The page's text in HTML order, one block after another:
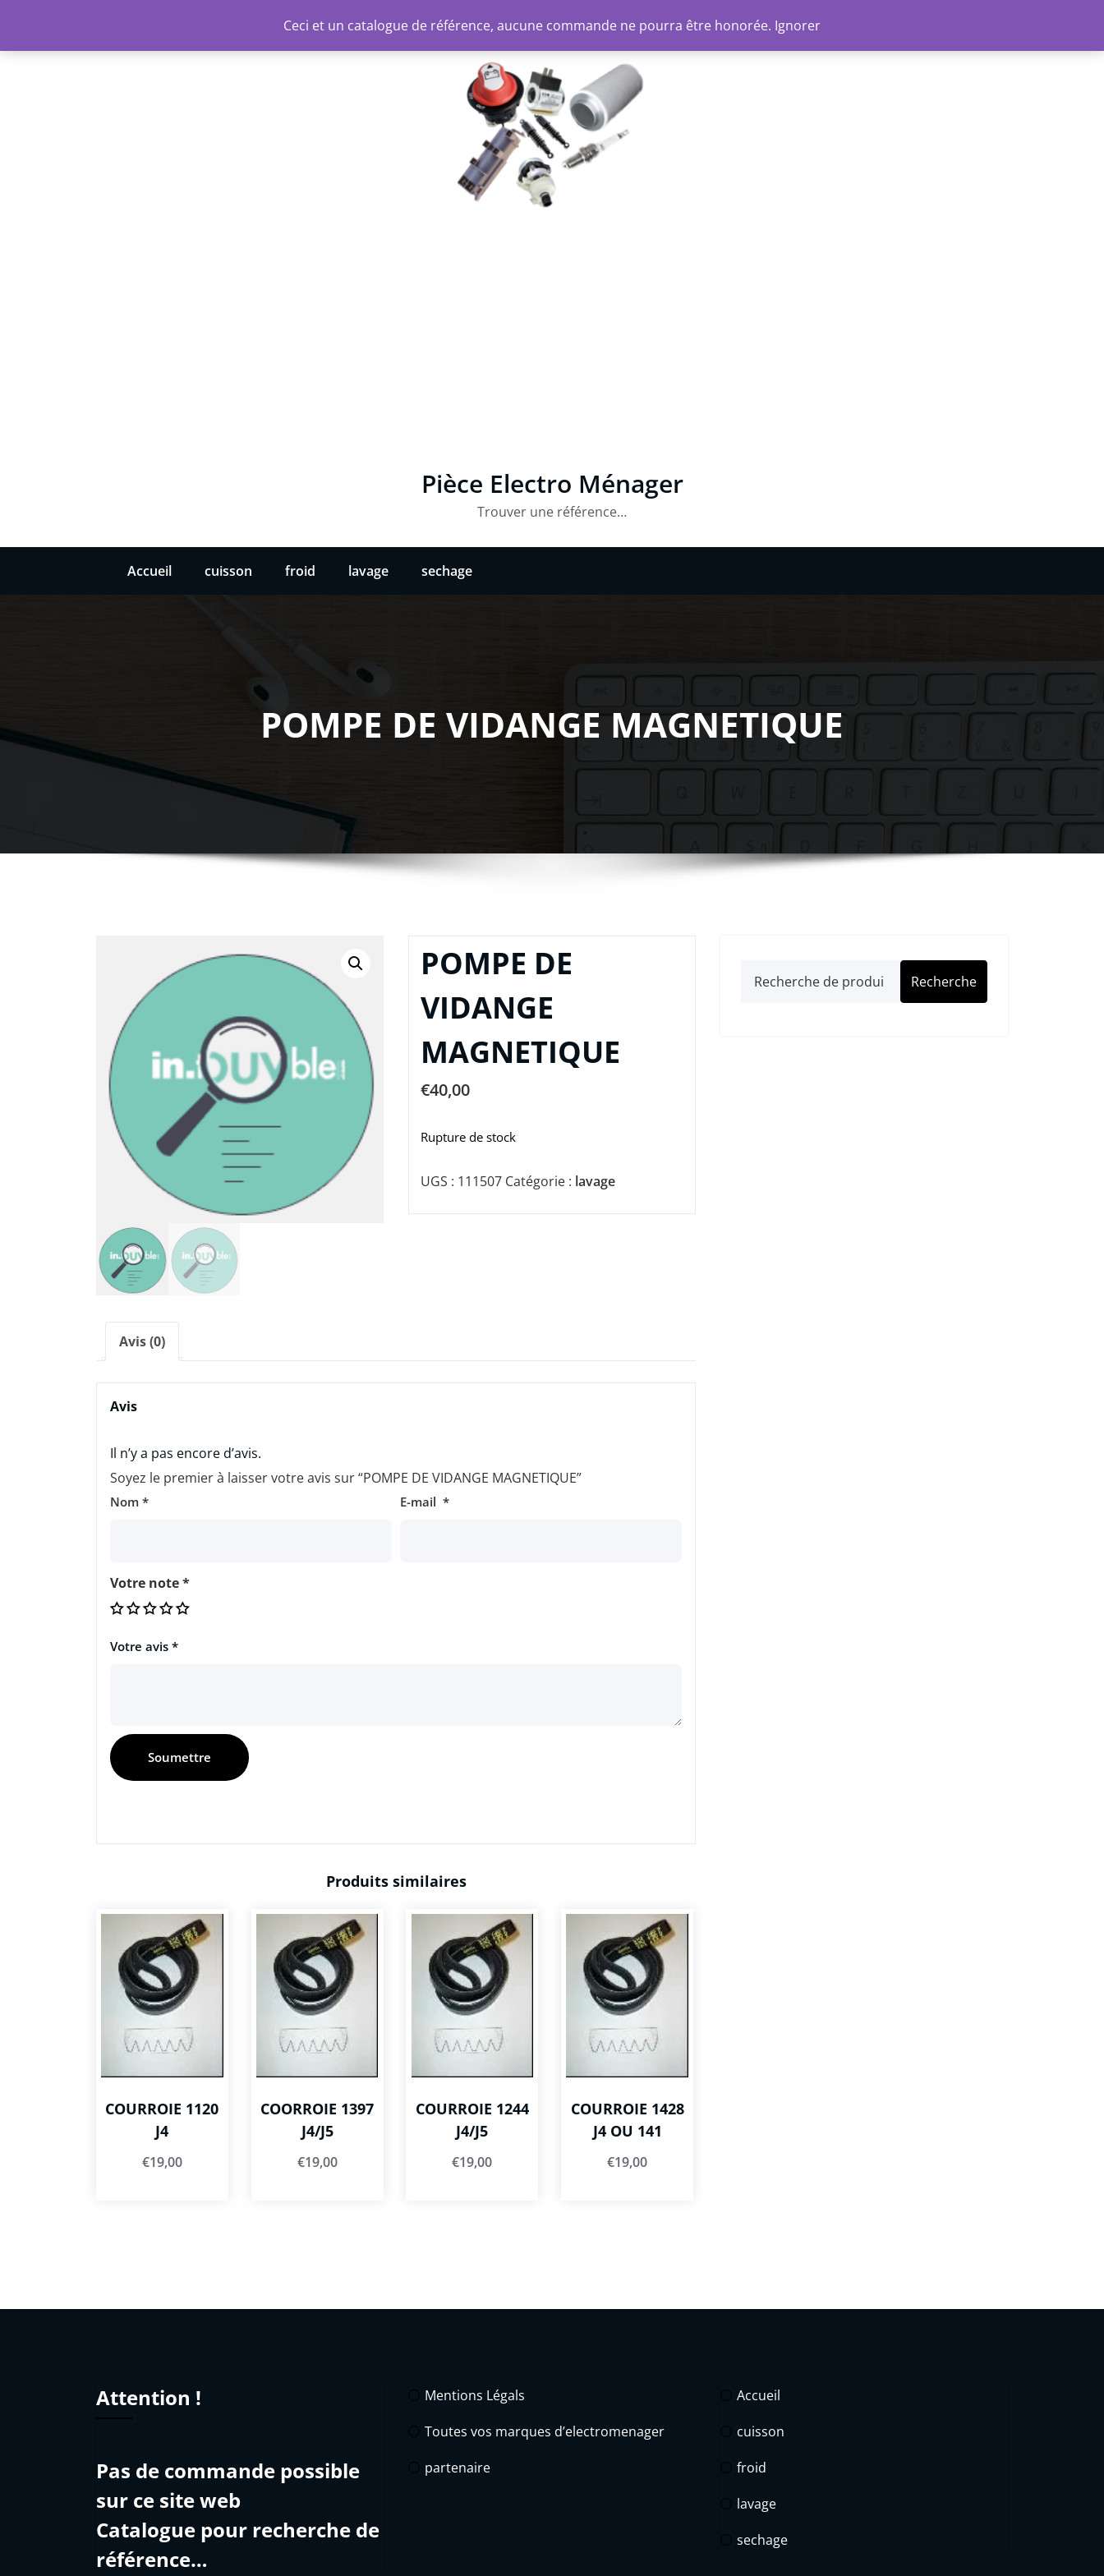
Pièce Electro Ménager
Trouver une référence…
Accueil cuisson froid lavage sechage
POMPE DE VIDANGE MAGNETIQUE
POMPE DE
VIDANGE
MAGNETIQUE
€40,00
Rupture de stock
UGS : 111507 Catégorie : lavage
Avis (0)
Avis
Il n’y a pas encore d’avis.
Soyez le premier à laisser votre avis sur “POMPE DE VIDANGE MAGNETIQUE”
Nom * E-mail *
Votre note*
Votre avis *
Produits similaires
COURROIE 1120
J4
€19,00
COORROIE 1397
J4/J5
€19,00
COURROIE 1244
J4/J5
€19,00
COURROIE 1428
J4 OU 141
€19,00
Recherche
Recherche
Attention !
Pas de commande possible
sur ce site web
Catalogue pour recherche de
référence…
Mentions Légals
Toutes vos marques d’electromenager
partenaire
Accueil
cuisson
froid
lavage
sechage
Ceci et un catalogue de référence, aucune commande ne pourra être honorée. Ignorer